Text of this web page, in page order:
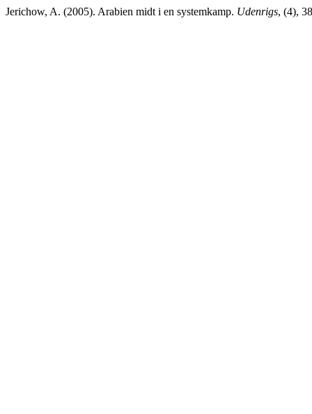
Jerichow, A. (2005). Arabien midt i en systemkamp. Udenrigs, (4),